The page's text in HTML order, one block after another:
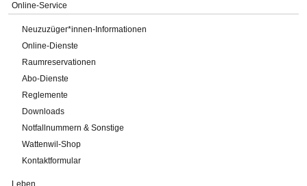
Online-Service
Neuzuzüger*innen-Informationen
Online-Dienste
Raumreservationen
Abo-Dienste
Reglemente
Downloads
Notfallnummern & Sonstige
Wattenwil-Shop
Kontaktformular
Leben